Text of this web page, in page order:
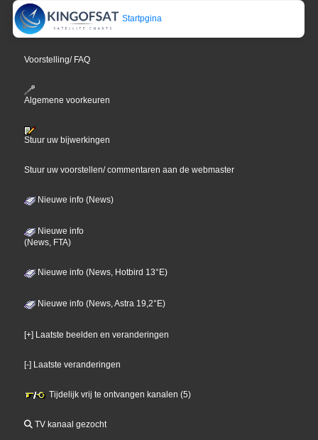
Startpgina
Voorstelling/ FAQ
Algemene voorkeuren
Stuur uw bijwerkingen
Stuur uw voorstellen/ commentaren aan de webmaster
Nieuwe info (News)
Nieuwe info
(News, FTA)
Nieuwe info (News, Hotbird 13°E)
Nieuwe info (News, Astra 19,2°E)
[+] Laatste beelden en veranderingen
[-] Laatste veranderingen
Tijdelijk vrij te ontvangen kanalen (5)
TV kanaal gezocht